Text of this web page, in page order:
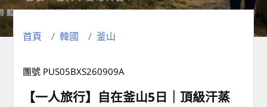
首頁 韓國 釜山
團號 PUS05BXS260909A
【一人旅行】自在釜山5日｜頂級汗蒸